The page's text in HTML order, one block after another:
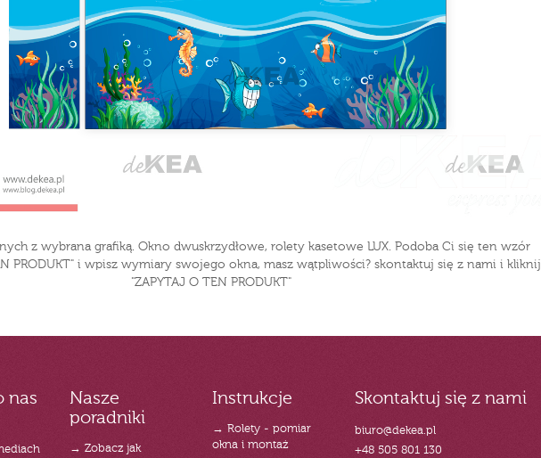
z wybrana grafiką. Okno dwuskrzydłowe, rolety kasetowe LUX. Podoba Ci się ten wzór
PRODUKT" i wpisz wymiary swojego okna, masz wątpliwości? skontaktuj się z nami i kliknij
"ZAPYTAJ O TEN PRODUKT"
nas
Nasze
poradniki
→ Zobacz jak
Instrukcje
→ Rolety - pomiar
okna i montaż
Skontaktuj się z nami
biuro@dekea.pl
+48 505 801 130